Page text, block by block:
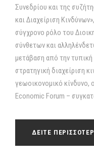
Συνεδρίου και της
και Διαχείριση
σύγχρονο ρόλο του
σύνθετων και
μετάβαση από την
στρατηγική διαχείριση
γεωοικονομικό κίνδυνο,
Economic Forum –
ΔΕΙΤΕ